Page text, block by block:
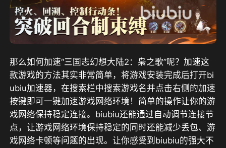
那么如何加速“三国志幻想大陆2：枭之歌”呢？加速这
款游戏的方法其实非常简单，将游戏安装完成后打开bi
ubiu加速器，在搜索栏中搜索游戏名并点击右侧的加速
按键即可一键加速游戏网络环境！简单的操作让你的游
戏网络保持稳定连接。biubiu还能通过自动调节连接节
点，让游戏网络环境保持稳定的同时还能减少丢包、游
戏网络卡顿等问题的出现。让你感受到biubiu的强大不